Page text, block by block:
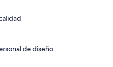
de diseño